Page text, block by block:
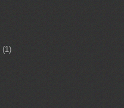
(1)